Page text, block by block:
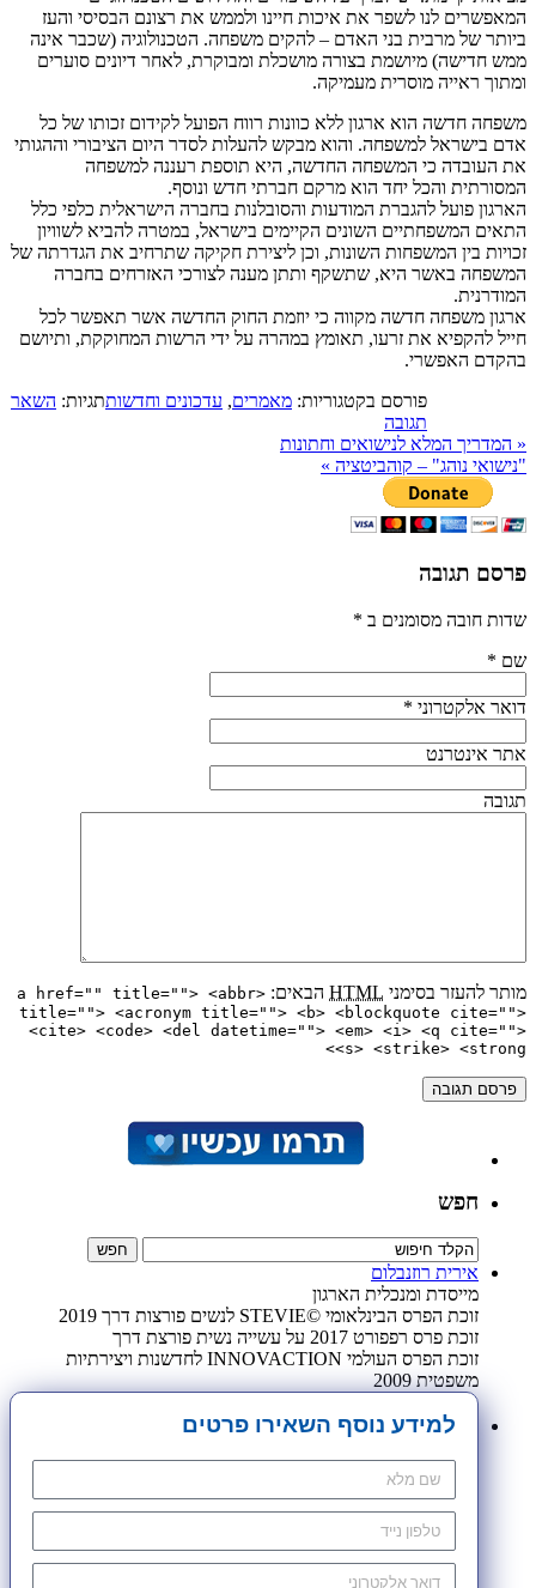
המאפשרים לנו לשפר את איכות חיינו ולממש את רצונם הבסיסי והעז
ביותר של מרבית בני האדם – להקים משפחה. הטכנולוגיה (שכבר אינה
ממש חדישה) מיושמת בצורה מושכלת ומבוקרת, לאחר דיונים סוערים
ומתוך ראייה מוסרית מעמיקה.
משפחה חדשה הוא ארגון ללא כוונות רווח הפועל לקידום זכותו של כל
אדם בישראל למשפחה. והוא מבקש להעלות לסדר היום הציבורי וההגותי
את העובדה כי המשפחה החדשה, היא תוספת רעננה למשפחה
המסורתית והכל יחד הוא מרקם חברתי חדש ונוסף.
הארגון פועל להגברת המודעות והסובלנות בחברה הישראלית כלפי כלל
התאים המשפחתיים השונים הקיימים בישראל, במטרה להביא לשוויון
זכויות בין המשפחות השונות, וכן ליצירת חקיקה שתרחיב את הגדרתה של
המשפחה באשר היא, שתשקף ותתן מענה לצורכי האזרחים בחברה
המודרנית.
ארגון משפחה חדשה מקווה כי יוזמת החוק החדשה אשר תאפשר לכל
חייל להקפיא את זרעו, תאומץ במהרה על ידי הרשות המחוקקת, ותיושם
בהקדם האפשרי.
פורסם בקטגוריות: מאמרים, עדכונים וחדשותתגיות: השאר
תגובה
« המדריך המלא לנישואים וחתונות
"נישואי נוהג" – קוהביטציה »
פרסם תגובה
שדות חובה מסומנים ב *
שם *
דואר אלקטרוני *
אתר אינטרנט
תגובה
מותר להעזר בסימני HTML הבאים:
<a href="" title=""> <abbr
title=""> <acronym title=""> <b> <blockquote cite="">
<cite> <code> <del datetime=""> <em> <i> <q cite="">
<s> <strike> <strong>
חפש
אירית רוזנבלום
מייסדת ומנכלית הארגון
זוכת הפרס הבינלאומי ©STEVIE לנשים פורצות דרך 2019
זוכת פרס רפפורט 2017 על עשייה נשית פורצת דרך
זוכת הפרס העולמי INNOVACTION לחדשנות ויצירתיות
משפטית 2009
למידע נוסף השאירו פרטים